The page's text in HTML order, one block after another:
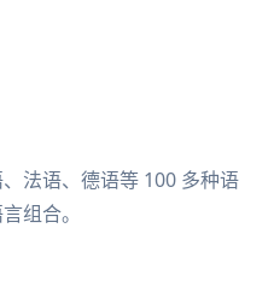
法语、德语等 100 多种语
组合。